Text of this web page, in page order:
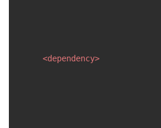
<dependency>